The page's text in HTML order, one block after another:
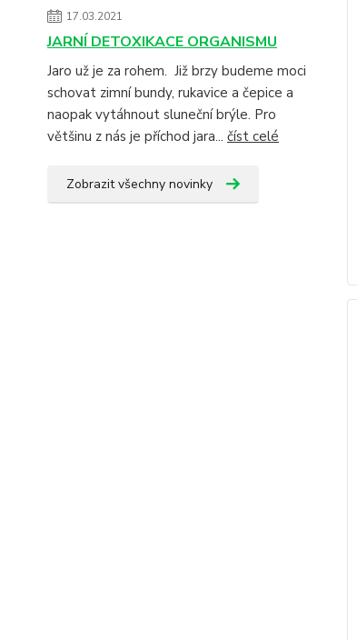
17.03.2021
JARNÍ DETOXIKACE ORGANISMU
Jaro už je za rohem. Již brzy budeme moci
schovat zimní bundy, rukavice a čepice a
naopak vytáhnout sluneční brýle. Pro
většinu z nás je příchod jara... číst celé
Zobrazit všechny novinky